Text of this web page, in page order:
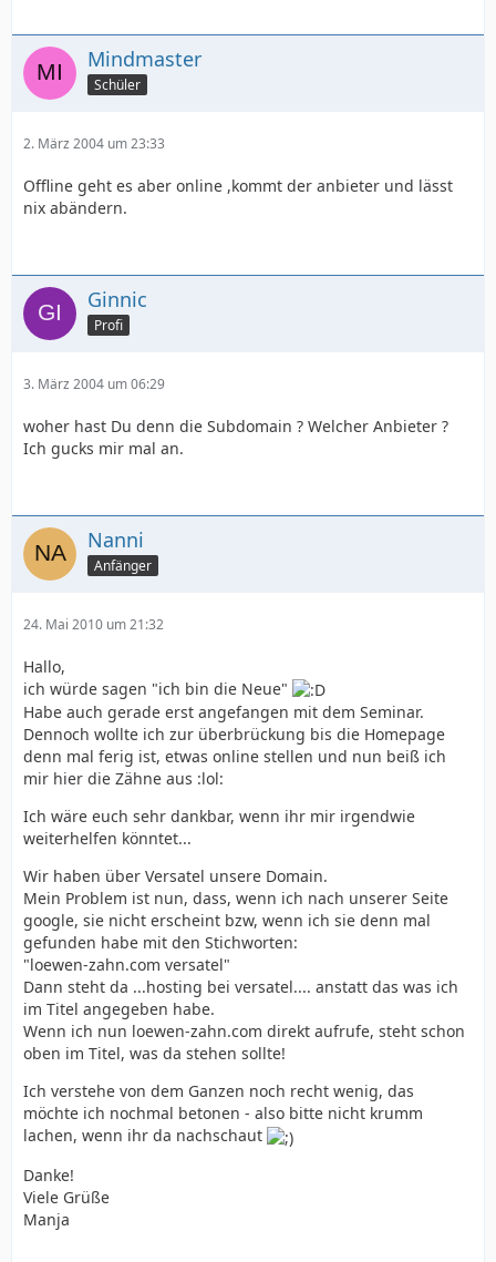
Mindmaster
Schüler
2. März 2004 um 23:33
Offline geht es aber online ,kommt der anbieter und lässt
nix abändern.
Ginnic
Profi
3. März 2004 um 06:29
woher hast Du denn die Subdomain ? Welcher Anbieter ?
Ich gucks mir mal an.
Nanni
Anfänger
24. Mai 2010 um 21:32
Hallo,
ich würde sagen "ich bin die Neue"
Habe auch gerade erst angefangen mit dem Seminar.
Dennoch wollte ich zur überbrückung bis die Homepage
denn mal ferig ist, etwas online stellen und nun beiß ich
mir hier die Zähne aus :lol:
Ich wäre euch sehr dankbar, wenn ihr mir irgendwie
weiterhelfen könntet...
Wir haben über Versatel unsere Domain.
Mein Problem ist nun, dass, wenn ich nach unserer Seite
google, sie nicht erscheint bzw, wenn ich sie denn mal
gefunden habe mit den Stichworten:
"loewen-zahn.com versatel"
Dann steht da ...hosting bei versatel.... anstatt das was ich
im Titel angegeben habe.
Wenn ich nun loewen-zahn.com direkt aufrufe, steht schon
oben im Titel, was da stehen sollte!
Ich verstehe von dem Ganzen noch recht wenig, das
möchte ich nochmal betonen - also bitte nicht krumm
lachen, wenn ihr da nachschaut
Danke!
Viele Grüße
Manja